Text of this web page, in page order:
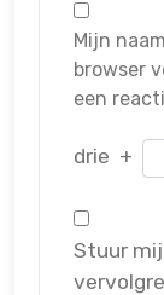
Mijn
browser
een
drie +
Stuur